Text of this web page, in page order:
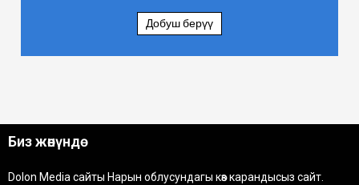
Добуш берүү
Биз жөнүндө
Dolon Media сайты Нарын облусундагы көз карандысыз сайт.